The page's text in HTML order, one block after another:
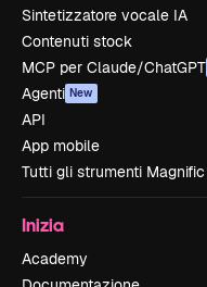
Sintetizzatore vocale IA
Contenuti stock
MCP per Claude/ChatGPT
Agenti New
API
App mobile
Tutti gli strumenti Magnific
Inizia
Academy